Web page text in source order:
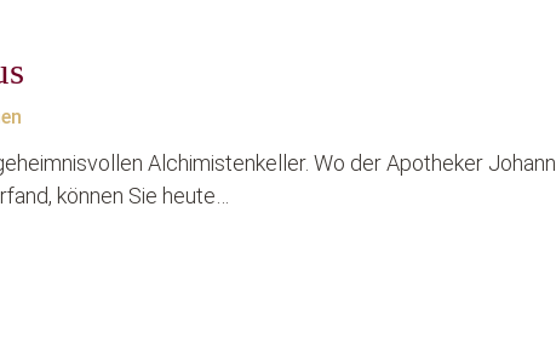
Alchimistenkeller. Wo der Apotheker Johann
können Sie heute…